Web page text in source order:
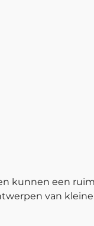
kunnen een
van